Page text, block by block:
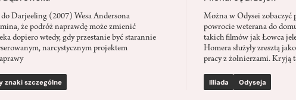
do Darjeeling (2007) Wesa Andersona
że podróż naprawdę może zmienić
dopiero wtedy, gdy przestanie być starannie
narcystycznym projektem
znaki szczególne
Można w Odysei zobaczyć
powrocie weterana do
takich filmów jak Łowca
Homera służyły zresztą
pracy z żołnierzami. Kryją
Illiada Odyseja